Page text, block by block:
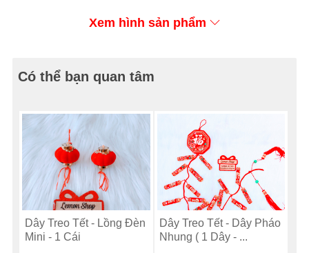
Xem hình sản phẩm
Có thể bạn quan tâm
Dây Treo Tết - Lồng Đèn
Mini - 1 Cái
Dây Treo Tết - Dây Pháo
Nhung ( 1 Dây - ...